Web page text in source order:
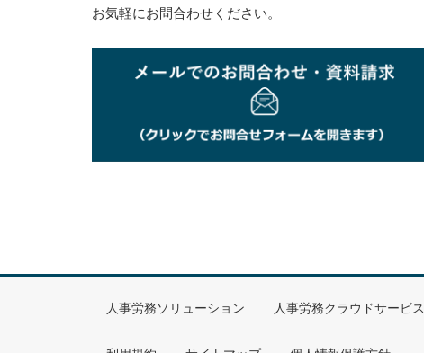
お気軽にお問合わせください。
人事労務ソリューション 人事労務クラウドサービス